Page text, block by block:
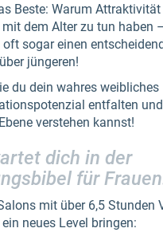
Beste: Warum
dem Alter zu tun haben
oft sogar einen
jüngeren!
du dein wahres weibliches
entfalten
verstehen kannst!
dich in der
für
mit über 6,5 Stunden
neues Level bringen: